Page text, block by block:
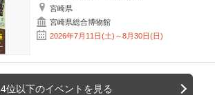
宮崎県
宮崎県総合博物館
2026年7月11日(土)～8月30日(日)
4位以下のイベントを見る